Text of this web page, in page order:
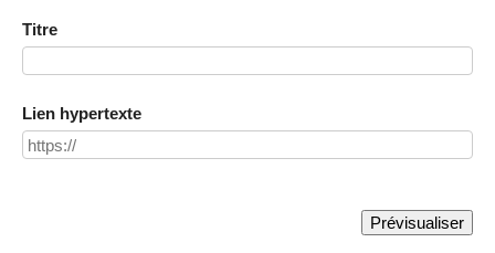
Titre
Lien hypertexte